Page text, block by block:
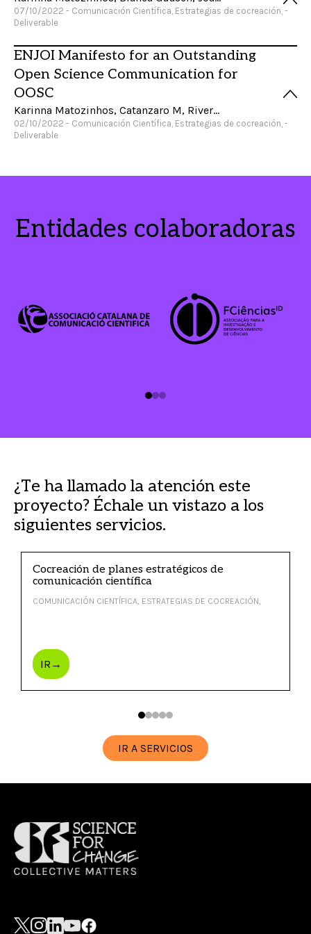
07/10/2022 - Comunicación Científica, Estrategias de cocreación, -
Deliverable
ENJOI Manifesto for an Outstanding
Open Science Communication for
OOSC
Karinna Matozinhos, Catanzaro M, Rivera M, Toran R, Tola E, Salandin T, Bonelli G, Boscolo M, Zolotonosa M, Creek M, Dijkstra A, Marín-González E
02/10/2022 - Comunicación Científica, Estrategias de cocreación, -
Deliverable
Entidades colaboradoras
¿Te ha llamado la atención este
proyecto? Échale un vistazo a los
siguientes servicios.
Cocreación de planes estratégicos de
comunicación científica
COMUNICACIÓN CIENTÍFICA, ESTRATEGIAS DE COCREACIÓN,
IR→
IR A SERVICIOS